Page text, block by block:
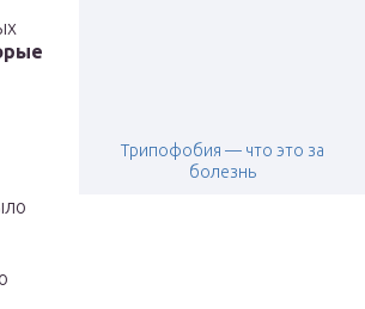
Трипофобия — что это за
болезнь